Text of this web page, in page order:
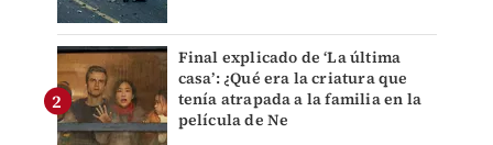
Final explicado de ‘La última
casa’: ¿Qué era la criatura que
tenía atrapada a la familia en la
película de Ne